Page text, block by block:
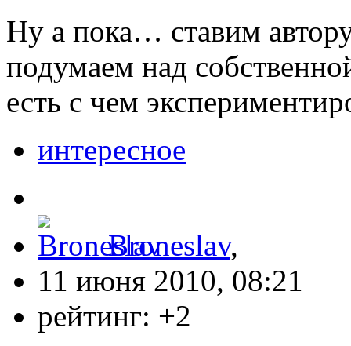
Ну а пока… ставим
подумаем над
есть с чем
интересное
Broneslav,
11 июня 2010, 08:21
рейтинг: +2